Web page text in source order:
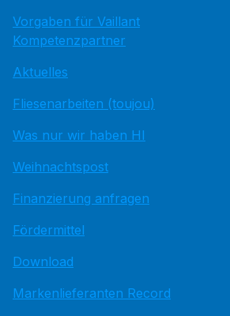
Vorgaben für Vaillant
Kompetenzpartner
Aktuelles
Fliesenarbeiten (toujou)
Was nur wir haben HI
Weihnachtspost
Finanzierung anfragen
Fördermittel
Download
Markenlieferanten Record